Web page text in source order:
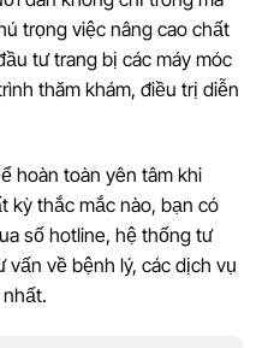
trọng việc nâng cao chất
tư trang bị các máy móc
thăm khám, điều trị diễn
hoàn toàn yên tâm khi
kỳ thắc mắc nào, bạn có
số hotline, hệ thống tư
về bệnh lý, các dịch vụ